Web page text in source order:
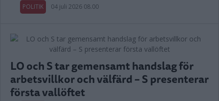
POLITIK 04 juli 2026 08.00
LO och S tar gemensamt handslag för
arbetsvillkor och välfärd – S presenterar
första vallöftet